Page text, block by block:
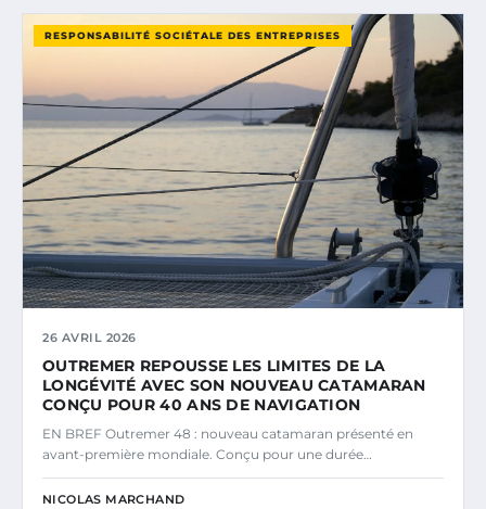
RESPONSABILITÉ SOCIÉTALE DES ENTREPRISES
26 AVRIL 2026
OUTREMER REPOUSSE LES LIMITES DE LA
LONGÉVITÉ AVEC SON NOUVEAU CATAMARAN
CONÇU POUR 40 ANS DE NAVIGATION
EN BREF Outremer 48 : nouveau catamaran présenté en
avant-première mondiale. Conçu pour une durée…
NICOLAS MARCHAND